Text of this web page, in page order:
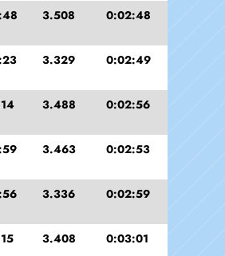
3.508 0:02:48
3.329 0:02:49
3.488 0:02:56
3.463 0:02:53
3.336 0:02:59
3.408 0:03:01